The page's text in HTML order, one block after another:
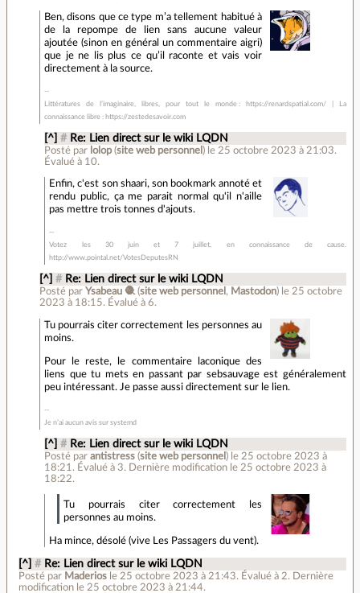
Ben, disons que ce type m’a tellement habitué à
de la repompe de lien sans aucune valeur
ajoutée (sinon en général un commentaire aigri)
que je ne lis plus ce qu’il raconte et vais voir
directement à la source.
Littératures de l’imaginaire, libres, pour tout le monde : https://renardspatial.com/ | La
connaissance libre : https://zestedesavoir.com
[^] # Re: Lien direct sur le wiki LQDN
Posté par lolop(site web personnel ) le 25 octobre 2023 à 21:03.
Évalué à 10.
Enfin, c'est son shaari, son bookmark annoté et
rendu public, ça me parait normal qu'il n'aille
pas mettre trois tonnes d'ajouts.
Votez les 30 juin et 7 juillet, en connaissance de cause.
http://www.pointal.net/VotesDeputesRN
[^] # Re: Lien direct sur le wiki LQDN
Posté par Ysabeau 🧶(site web personnel , Mastodon) le 25 octobre
2023 à 18:15. Évalué à 6.
Tu pourrais citer correctement les personnes au
moins.
Pour le reste, le commentaire laconique des
liens que tu mets en passant par sebsauvage est généralement
peu intéressant. Je passe aussi directement sur le lien.
Je n’ai aucun avis sur systemd
[^] # Re: Lien direct sur le wiki LQDN
Posté parantistress (site web personnel ) le 25 octobre 2023 à
18:21 . Évalué à 3. Dernière modification le 25 octobre 2023 à
18:22.
Tu pourrais citer correctement les
personnes au moins.
Ha mince, désolé (vive Les Passagers du vent).
[^] # Re: Lien direct sur le wiki LQDN
Posté par Maderios le 25 octobre 2023 à 21:43. Évalué à 2. Dernière
modification le 25 octobre 2023 à 21:44.